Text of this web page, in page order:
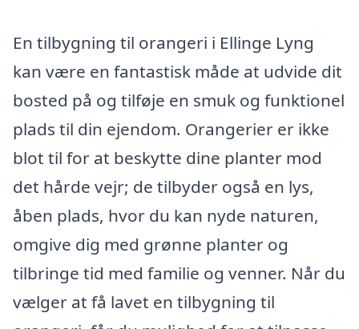
En tilbygning til orangeri i Ellinge Lyng
kan være en fantastisk måde at udvide dit
bosted på og tilføje en smuk og funktionel
plads til din ejendom. Orangerier er ikke
blot til for at beskytte dine planter mod
det hårde vejr; de tilbyder også en lys,
åben plads, hvor du kan nyde naturen,
omgive dig med grønne planter og
tilbringe tid med familie og venner. Når du
vælger at få lavet en tilbygning til